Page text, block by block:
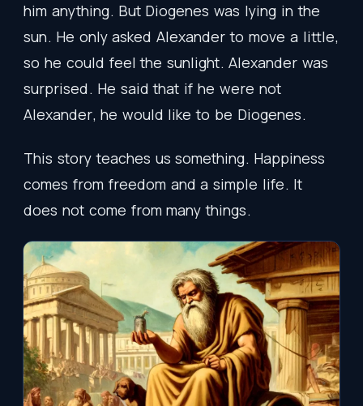
him anything. But Diogenes was lying in the
sun. He only asked Alexander to move a little,
so he could feel the sunlight. Alexander was
surprised. He said that if he were not
Alexander, he would like to be Diogenes.
This story teaches us something. Happiness
comes from freedom and a simple life. It
does not come from many things.